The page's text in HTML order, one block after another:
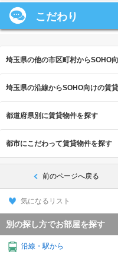
こだわり
埼玉県の他の市区町村からSOHO
埼玉県の沿線からSOHO向けの賃
都道府県別に賃貸物件を探す
都市にこだわって賃貸物件を探す
前のページへ戻る
気になるリスト
別の探し方でお部屋を探す
沿線・駅から